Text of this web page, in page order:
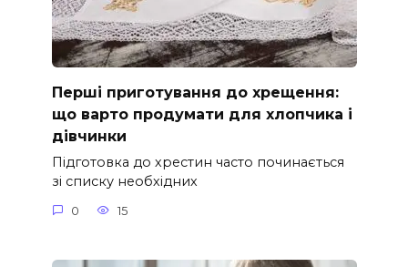
Перші приготування до хрещення:
що варто продумати для хлопчика і
дівчинки
Підготовка до хрестин часто починається
зі списку необхідних
0 15